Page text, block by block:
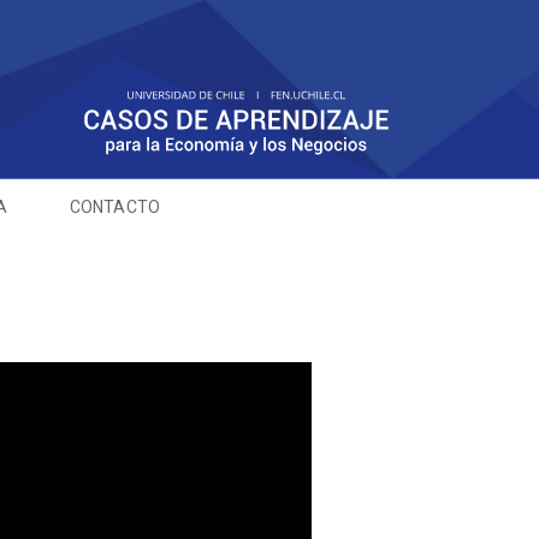
CONTACTO